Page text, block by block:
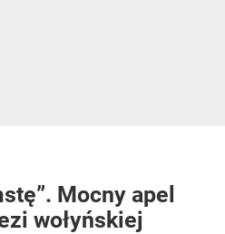
Mocny apel
wołyńskiej